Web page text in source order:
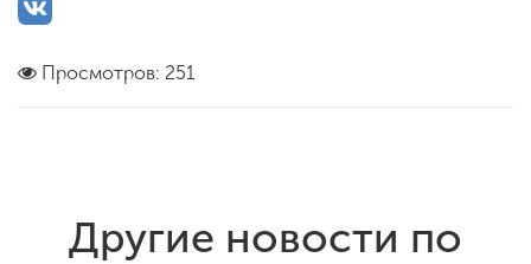
Просмотров: 251
Другие новости по